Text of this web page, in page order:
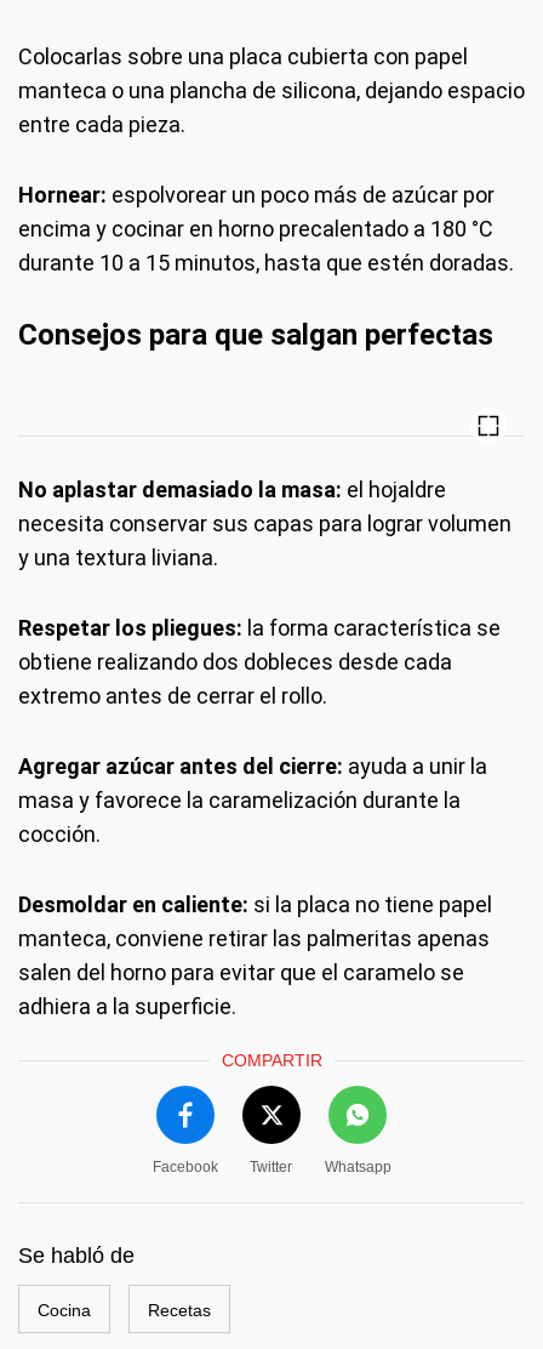
Colocarlas sobre una placa cubierta con papel
manteca o una plancha de silicona, dejando espacio
entre cada pieza.
Hornear: espolvorear un poco más de azúcar por
encima y cocinar en horno precalentado a 180 °C
durante 10 a 15 minutos, hasta que estén doradas.
Consejos para que salgan perfectas
No aplastar demasiado la masa: el hojaldre
necesita conservar sus capas para lograr volumen
y una textura liviana.
Respetar los pliegues: la forma característica se
obtiene realizando dos dobleces desde cada
extremo antes de cerrar el rollo.
Agregar azúcar antes del cierre: ayuda a unir la
masa y favorece la caramelización durante la
cocción.
Desmoldar en caliente: si la placa no tiene papel
manteca, conviene retirar las palmeritas apenas
salen del horno para evitar que el caramelo se
adhiera a la superficie.
COMPARTIR
Facebook Twitter Whatsapp
Se habló de
Cocina Recetas